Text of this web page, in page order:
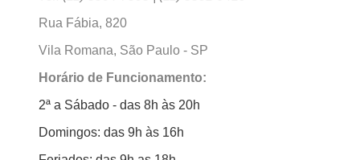
Rua Fábia, 820
Vila Romana, São Paulo - SP
Horário de Funcionamento:
2ª a Sábado - das 8h às 20h
Domingos: das 9h às 16h